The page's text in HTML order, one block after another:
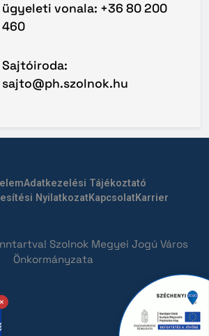
ügyeleti vonala: +36 80 200
460
Sajtóiroda:
sajto@ph.szolnok.hu
Adatkezelési Tájékoztató
NyilatkozatKapcsolatKarrier
Szolnok Megyei Jogú Város
Önkormányzata
×